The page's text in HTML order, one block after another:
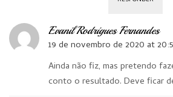
Evanil Rodrigues Fernandes
19 de novembro de 2020 at
Ainda não fiz, mas pretendo
conto o resultado. Deve ficar